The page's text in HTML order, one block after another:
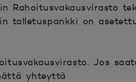
Rahoitusvakausvirasto
talletuspankki on
Jos
yhteyttä